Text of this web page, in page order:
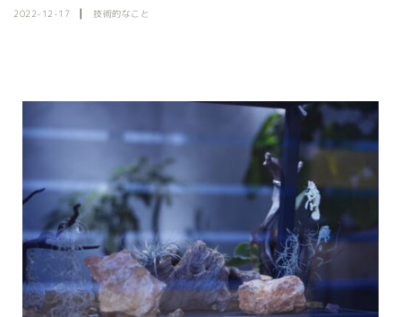
2022-12-17 技術的なこと